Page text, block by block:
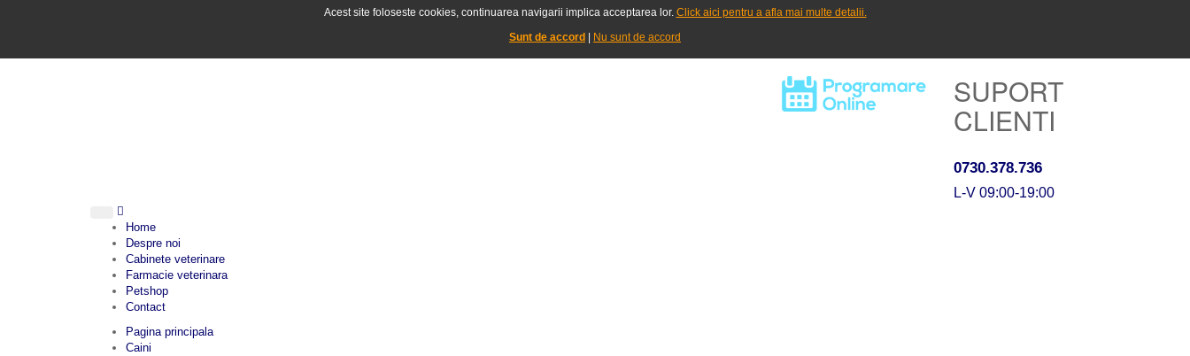
Acest site foloseste cookies, continuarea navigarii implica acceptarea lor. Click aici pentru a afla mai multe detalii.
Sunt de accord
Nu sunt de accord
SUPORT
CLIENTI
0730.378.736
L-V 09:00-19:00
Home
Despre noi
Cabinete veterinare
Farmacie veterinara
Petshop
Contact
Pagina principala
Caini